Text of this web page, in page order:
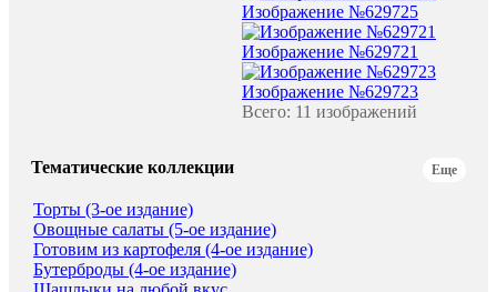
Изображение №629725
Изображение №629721
Изображение №629723
Всего: 11 изображений
Тематические коллекции Еще
Торты (3-ое издание)
Овощные салаты (5-ое издание)
Готовим из картофеля (4-ое издание)
Бутерброды (4-ое издание)